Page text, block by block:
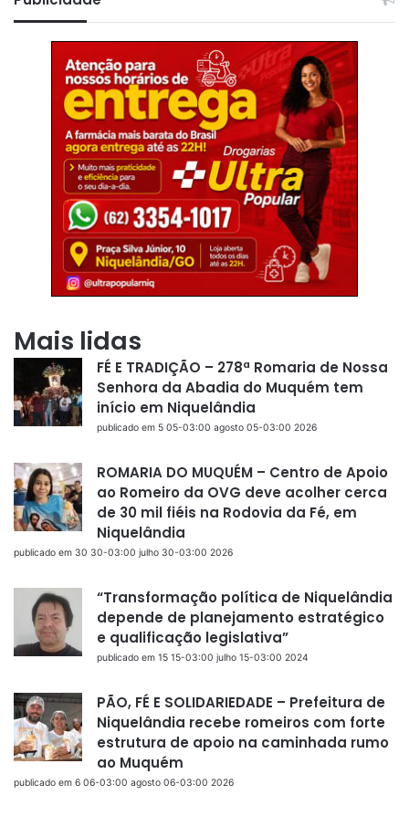
Mais lidas
FÉ E TRADIÇÃO – 278ª Romaria de Nossa
Senhora da Abadia do Muquém tem
início em Niquelândia
publicado em 5 05-03:00 agosto 05-03:00 2026
ROMARIA DO MUQUÉM – Centro de Apoio
ao Romeiro da OVG deve acolher cerca
de 30 mil fiéis na Rodovia da Fé, em
Niquelândia
publicado em 30 30-03:00 julho 30-03:00 2026
“Transformação política de Niquelândia
depende de planejamento estratégico
e qualificação legislativa”
publicado em 15 15-03:00 julho 15-03:00 2024
PÃO, FÉ E SOLIDARIEDADE – Prefeitura de
Niquelândia recebe romeiros com forte
estrutura de apoio na caminhada rumo
ao Muquém
publicado em 6 06-03:00 agosto 06-03:00 2026